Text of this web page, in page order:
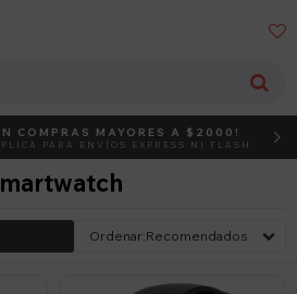

ACTIVÁ EL CÓDIGO
COMPRAS MAYORES A $2000!
PARA ENVÍOS EXPRESS NI FLASH
Recomendados